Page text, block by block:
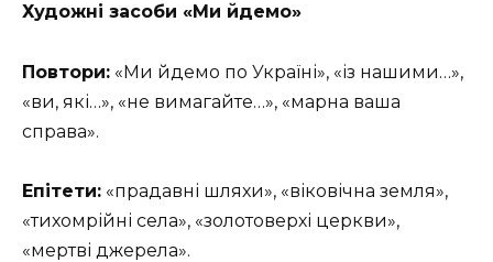
Художні засоби «Ми йдемо»
Повтори: «Ми йдемо по Україні», «із нашими…»,
«ви, які…», «не вимагайте…», «марна ваша
справа».
Епітети: «прадавні шляхи», «віковічна земля»,
«тихомрійні села», «золотоверхі церкви»,
«мертві джерела».